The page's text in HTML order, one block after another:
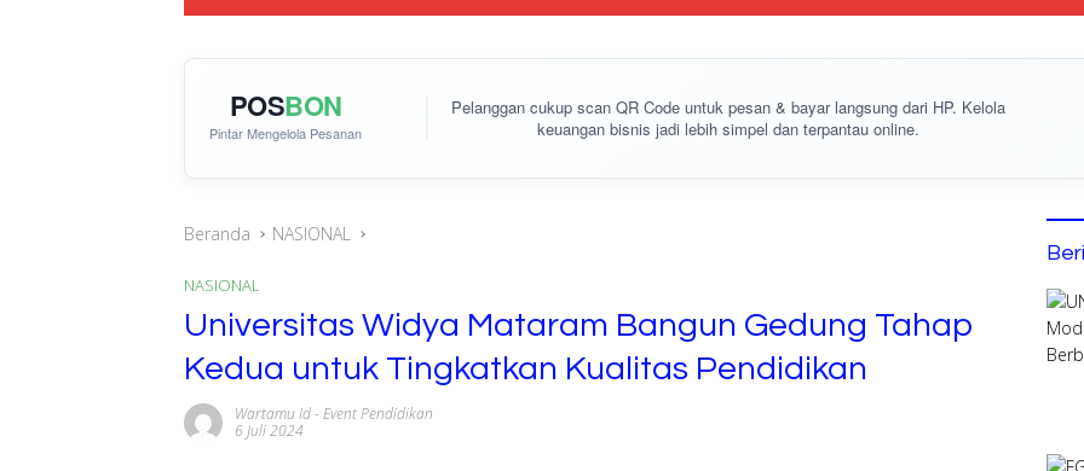
POSBON
Pintar Mengelola Pesanan
Pelanggan cukupscan QR Code untuk pesan & bayar langsung dari HP. Kelola
keuangan bisnis jadi lebih simpel dan terpantau online.
Beranda NASIONAL
NASIONAL
Universitas Widya Mataram Bangun Gedung Tahap
Kedua untuk Tingkatkan Kualitas Pendidikan
Wartamu Id- Event Pendidikan
6 Juli 2024